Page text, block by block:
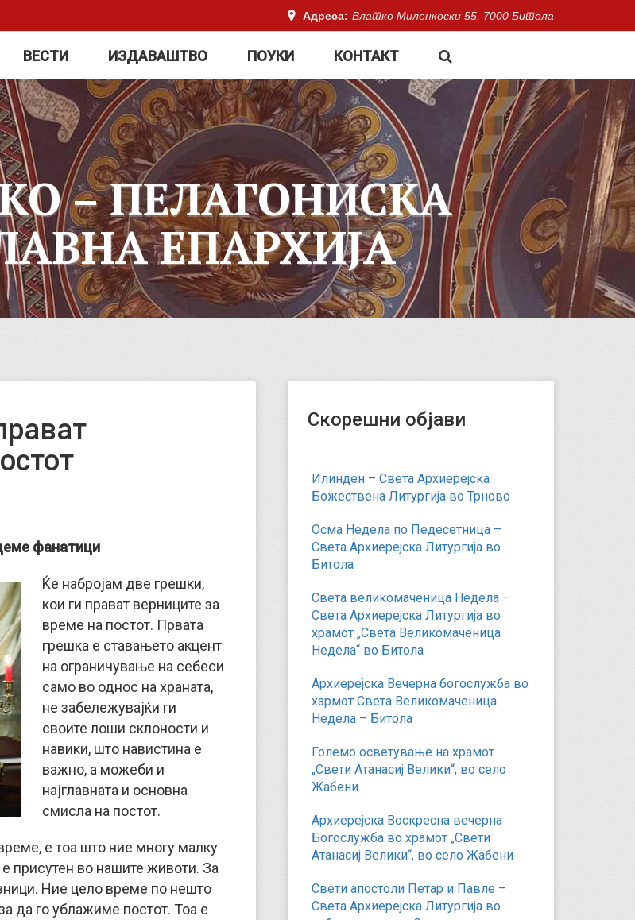
Адреса: Влатко Миленкоски 55, 7000 Битола
ВЕСТИ ИЗДАВАШТВО ПОУКИ КОНТАКТ
– ПЕЛАГОНИСКА
ЕПАРХИЈА
фанатици
Ќе набројам две грешки,
кои ги прават верниците за
време на постот. Првата
грешка е ставањето акцент
на ограничување на себеси
само во однос на храната,
не забележувајќи ги
своите лоши склоности и
навики, што навистина е
важно, а можеби и
најглавната и основна
смисла на постот.
е тоа што ние многу малку
присутен во нашите животи. За
Ние цело време по нешто
да го ублажиме постот. Тоа е
Скорешни објави
Илинден – Света Архиерејска
Божествена Литургија во Трново
Осма Недела по Педесетница –
Света Архиерејска Литургија во
Битола
Света великомаченица Недела –
Света Архиерејска Литургија во
храмот „Света Великомаченица
Недела“ во Битола
Архиерејска Вечерна богослужба во
хармот Света Великомаченица
Недела – Битола
Големо осветување на храмот
„Свети Атанасиј Велики“, во село
Жабени
Архиерејска Воскресна вечерна
Богослужба во храмот „Свети
Атанасиј Велики“, во село Жабени
Свети апостоли Петар и Павле –
Света Архиерејска Литургија во